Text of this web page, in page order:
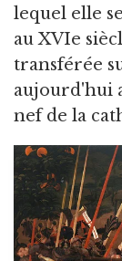
lequel elle
au XVIe
transférée
aujourd'hui
nef de la